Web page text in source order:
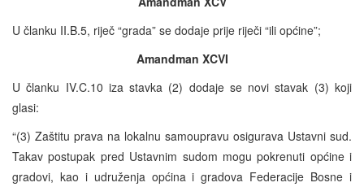
U članku II.B.5, riječ “grada” se dodaje prije riječi “ili općine”;
Amandman XCVI
U članku IV.C.10 iza stavka (2) dodaje se novi stavak (3) koji
glasi:
“(3) Zaštitu prava na lokalnu samoupravu osigurava Ustavni sud.
Takav postupak pred Ustavnim sudom mogu pokrenuti općine i
gradovi, kao i udruženja općina i gradova Federacije Bosne i